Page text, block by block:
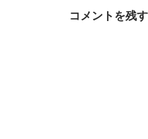
コメントを残す